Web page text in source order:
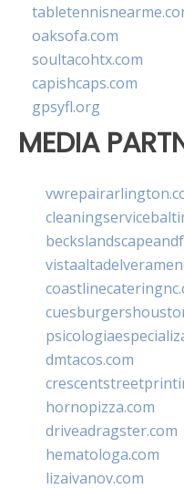
oaksofa.com
soultacohtx.com
capishcaps.com
gpsyfl.org
MEDIA
dmtacos.com
hornopizza.com
driveadragster.com
hematologa.com
lizaivanov.com